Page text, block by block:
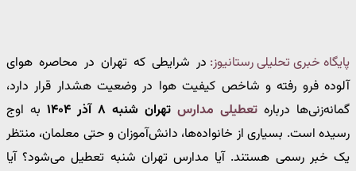
پایگاه خبری تحلیلی رستانیوز: در شرایطی که تهران در محاصره هوای
آلوده فرو رفته و شاخص کیفیت هوا در وضعیت هشدار قرار دارد،
گمانه‌زنی‌ها درباره تعطیلی مدارس تهران شنبه ۸ آذر ۱۴۰۴
به اوج
رسیده است. بسیاری از خانواده‌ها، دانش‌آموزان و حتی معلمان، منتظر
یک خبر رسمی هستند. آیا مدارس تهران شنبه تعطیل می‌شود؟ آیا